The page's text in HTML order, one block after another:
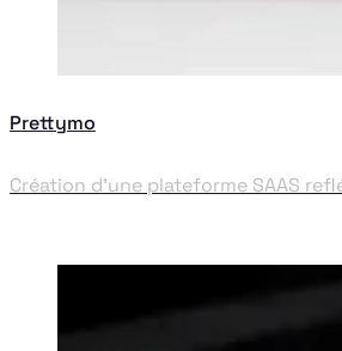
Prettymo
Création d’une plateforme SAAS